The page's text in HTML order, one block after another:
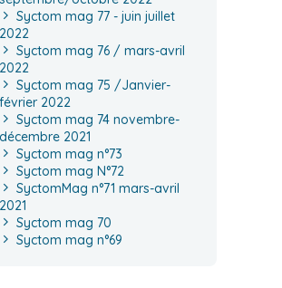
Syctom mag 77 - juin juillet
2022
Syctom mag 76 / mars-avril
2022
Syctom mag 75 /Janvier-
février 2022
Syctom mag 74 novembre-
décembre 2021
Syctom mag n°73
Syctom mag N°72
SyctomMag n°71 mars-avril
2021
Syctom mag 70
Syctom mag n°69